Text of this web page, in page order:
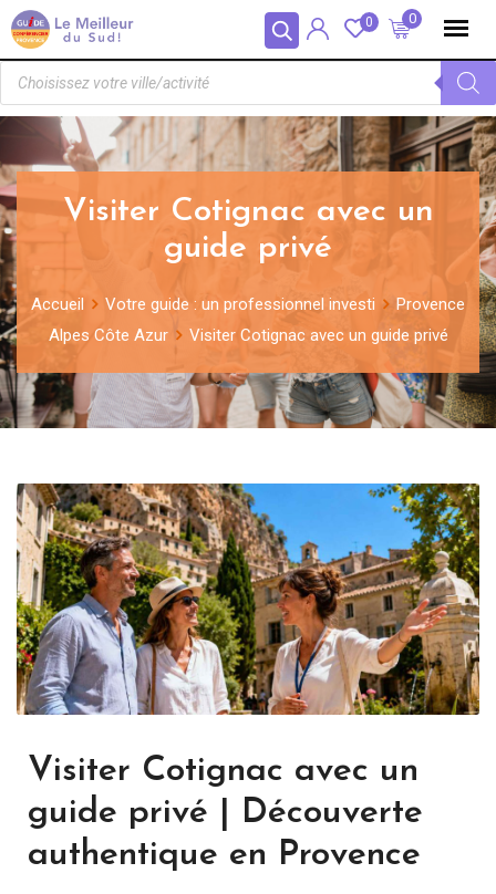
Panneau de gestion des cookies 0
0
Visiter Cotignac avec un
guide privé
Accueil Votre guide : un professionnel investi
Provence
Alpes Côte Azur
Visiter Cotignac avec un guide privé
Visiter Cotignac avec un
guide privé | Découverte
authentique en Provence